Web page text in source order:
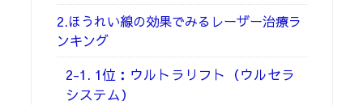
2.ほうれい線の効果でみるレーザー治療ラ
ンキング
2-1. 1位：ウルトラリフト（ウルセラ
システム）